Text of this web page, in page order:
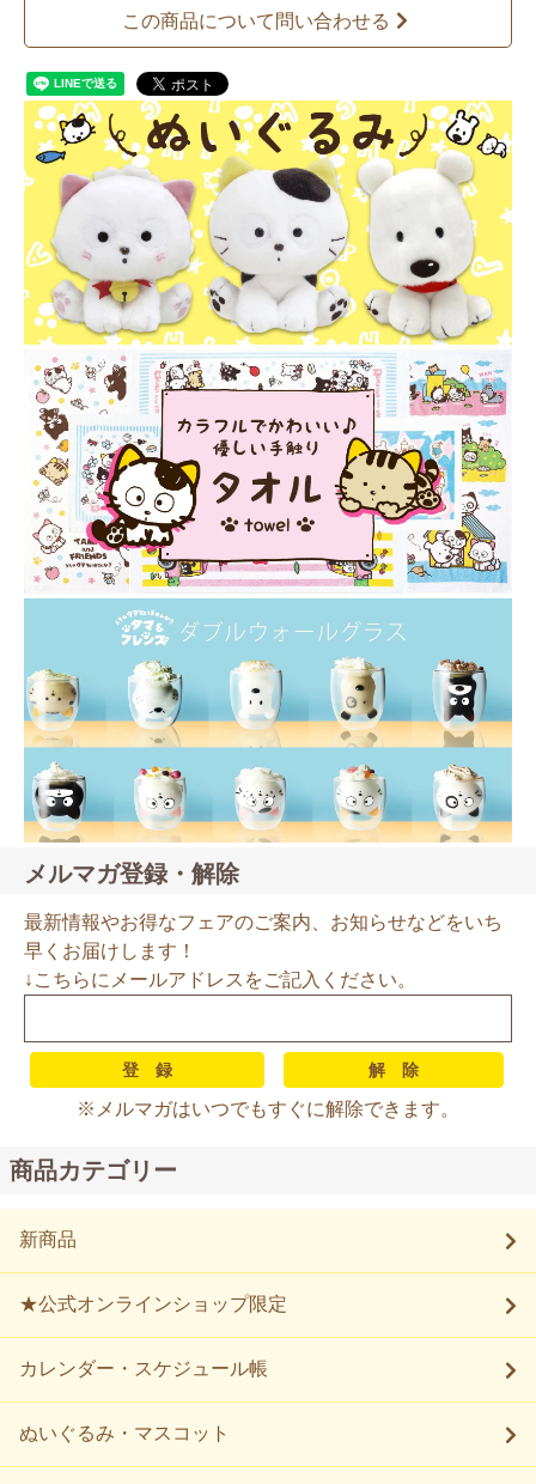
この商品について問い合わせる
メルマガ登録・解除
最新情報やお得なフェアのご案内、お知らせなどをいち
早くお届けします！
↓こちらにメールアドレスをご記入ください。
※メルマガはいつでもすぐに解除できます。
商品カテゴリー
新商品
★公式オンラインショップ限定
カレンダー・スケジュール帳
ぬいぐるみ・マスコット